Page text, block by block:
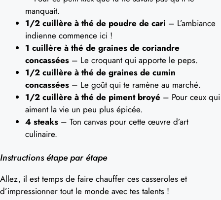
manquait.
1/2 cuillère à thé de poudre de cari – L’ambiance
indienne commence ici !
1 cuillère à thé de graines de coriandre
concassées – Le croquant qui apporte le peps.
1/2 cuillère à thé de graines de cumin
concassées – Le goût qui te ramène au marché.
1/2 cuillère à thé de piment broyé – Pour ceux qui
aiment la vie un peu plus épicée.
4 steaks – Ton canvas pour cette œuvre d’art
culinaire.
Instructions étape par étape
Allez, il est temps de faire chauffer ces casseroles et
d’impressionner tout le monde avec tes talents !